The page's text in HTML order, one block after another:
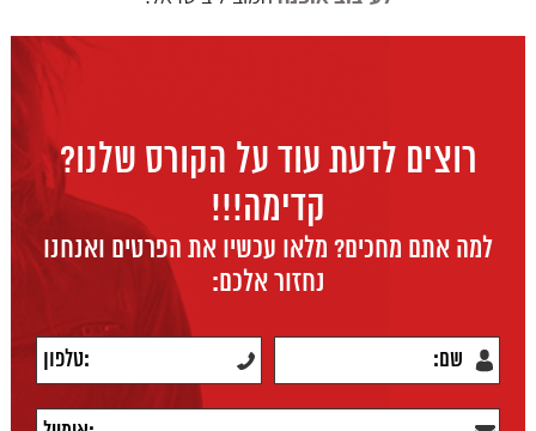
רוצים לדעת עוד על הקורס שלנו?
קדימה!!!
למה אתם מחכים? מלאו עכשיו את הפרטים ואנחנו
נחזור אלכם: